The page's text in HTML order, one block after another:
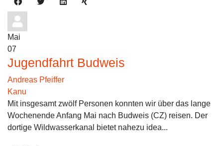
Mai
07
Jugendfahrt Budweis
Andreas Pfeiffer
Kanu
Mit insgesamt zwölf Personen konnten wir über das lange
Wochenende Anfang Mai nach Budweis (CZ) reisen. Der
dortige Wildwasserkanal bietet nahezu idea...